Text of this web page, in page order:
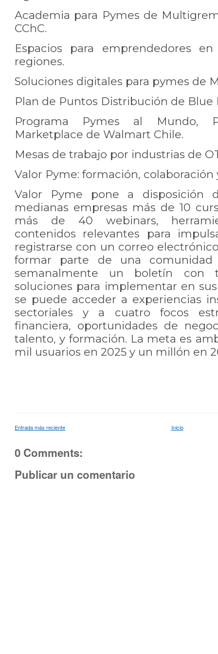
Academia para Pymes de
CChC.
Espacios para emprendedores
regiones.
Soluciones digitales para pymes de
Plan de Puntos Distribución de Blue
Programa Pymes al Mundo,
Marketplace de Walmart Chile.
Mesas de trabajo por industrias de
Valor Pyme: formación,
Valor Pyme pone a disposición
medianas empresas más de 10
más de 40 webinars,
contenidos relevantes para
registrarse con un correo
formar parte de una
semanalmente un boletín con
soluciones para implementar en
se puede acceder a experiencias
sectoriales y a cuatro focos
financiera, oportunidades de
talento, y formación. La meta es
mil usuarios en 2025 y un millón en
Entrada más reciente Inicio
0 Comments:
Publicar un comentario